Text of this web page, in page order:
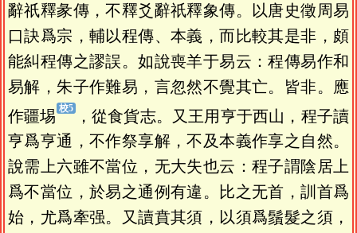
辭祇釋彖傳，不釋爻辭祇釋象傳。以唐史徵周易
口訣爲宗，輔以程傳、本義，而比較其是非，頗
能糾程傳之謬誤。如說喪羊于易云：程傳易作和
易解，朱子作難易，言忽然不覺其亡。皆非。應
作疆埸
，從食貨志。又王用亨于西山，程子讀
亨爲亨通，不作祭享解，不及本義作享之自然。
說需上六雖不當位，无大失也云：程子謂陰居上
爲不當位，於易之通例有違。比之无首，訓首爲
始，尤爲牽强。又讀賁其須，以須爲鬚髮之須，